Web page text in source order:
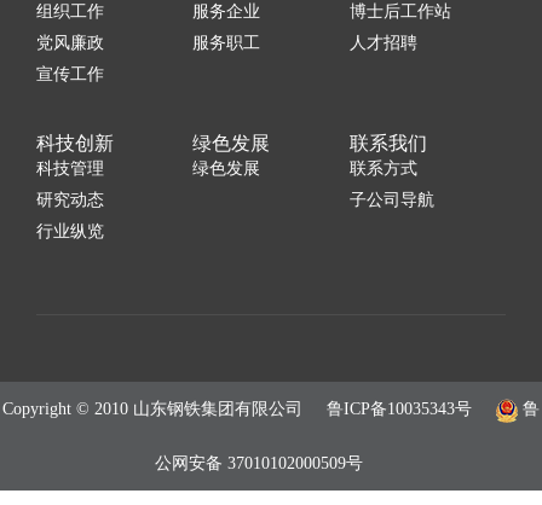
组织工作
党风廉政
宣传工作
服务企业
服务职工
博士后工作站
人才招聘
科技创新
科技管理
研究动态
行业纵览
绿色发展
绿色发展
联系我们
联系方式
子公司导航
Copyright © 2010 山东钢铁集团有限公司 鲁ICP备10035343号 鲁
公网安备 37010102000509号